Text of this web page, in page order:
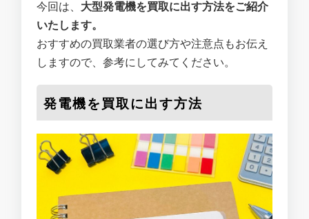
今回は、 大型発電機を買取に出す方法をご紹介
いたします。
おすすめの買取業者の選び方や注意点もお伝え
しますので、参考にしてみてください。
発電機を買取に出す方法